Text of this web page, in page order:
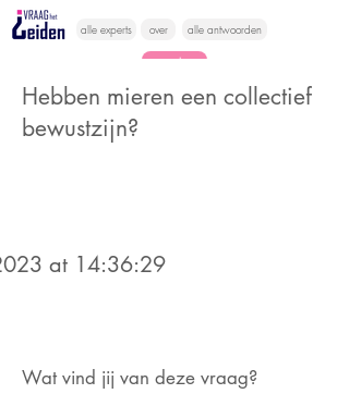
alle experts over alle antwoorden
vragen lessen
Hebben mieren een collectief
bewustzijn?
at 14:36:29
Wat vind jij van deze vraag?